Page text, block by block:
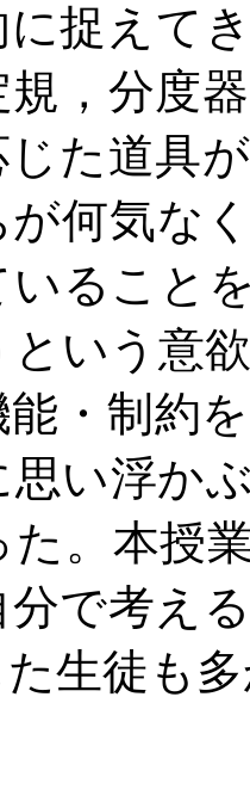
捉えて
規，分度
た道具
何気な
ること
という意
・制約
思い浮か
。本授
で考え
生徒も